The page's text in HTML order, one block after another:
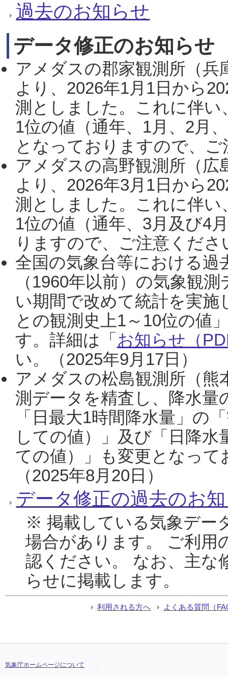
過去のお知らせ
データ修正のお知らせ
アメダスの郡家観測所（
より、2026年1月1日から
測としました。これに伴い
1位の値（通年、1月、2月
となっておりますので、
アメダスの高野観測所（
より、2026年3月1日から
測としました。これに伴い
1位の値（通年、3月及び4
りますので、ご注意くだ
全国の気象台等における過
（1960年以前）の気象観
い期間で改めて統計を実
との観測史上1～10位の値
す。詳細は「 お知らせ（
い。（2025年9月17日）
アメダスの松島観測所（熊
測データを精査し、降水
「日最大1時間降水量」の
しての値）」及び「日降
ての値）」も変更となっ
（2025年8月20日）
データ修正の過去のお
※ 掲載している気象デー
場合があります。 ご利用
認ください。 なお、主な
らせに掲載します。
利用される方へ よくある質問（
気象庁ホームページについて